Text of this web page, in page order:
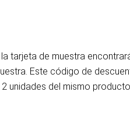
tarjeta de muestra
Este código de
unidades del mismo